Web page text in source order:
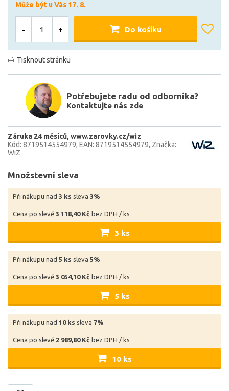
Může být u Vás 17. 8.
- + Do košíku
Tisknout stránku
Potřebujete radu od odborníka?
Kontaktujte nás zde
Záruka 24 měsíců www.zarovky.cz/wiz
Kód: 8719514554979 EAN: 8719514554979 Značka:
WiZ
Množstevní sleva
Při nákupu nad 3 ks sleva 3%
Cena po slevě 3 118,40 Kč bez DPH / ks
3 ks
Při nákupu nad 5 ks sleva 5%
Cena po slevě 3 054,10 Kč bez DPH / ks
5 ks
Při nákupu nad 10 ks sleva 7%
Cena po slevě 2 989,80 Kč bez DPH / ks
10 ks